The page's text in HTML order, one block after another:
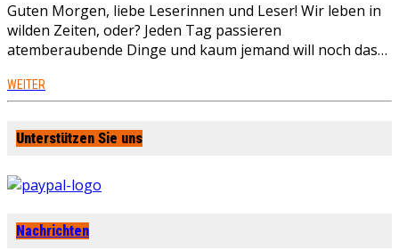
Guten Morgen, liebe Leserinnen und Leser! Wir leben in
wilden Zeiten, oder? Jeden Tag passieren
atemberaubende Dinge und kaum jemand will noch das…
WEITER
Unterstützen Sie uns
Nachrichten